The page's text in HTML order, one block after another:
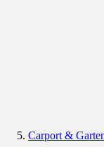
Carport &